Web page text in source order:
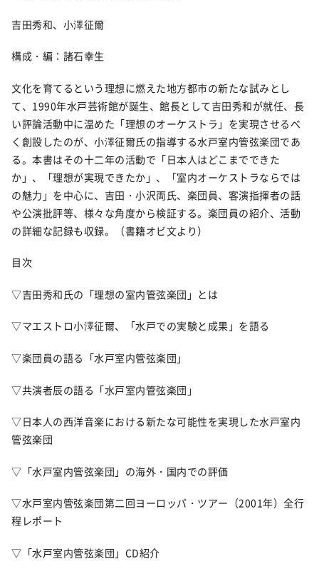
吉田秀和、小澤征爾
構成・編：諸石幸生
文化を育てるという理想に燃えた地方都市の新たな試みとし
て、1990年水戸芸術館が誕生、館長として吉田秀和が就任、長
い評論活動中に温めた「理想のオーケストラ」を実現させるべ
く創設したのが、小澤征爾氏の指導する水戸室内管弦楽団であ
る。本書はその十二年の活動で「日本人はどこまでできた
か」、「理想が実現できたか」、「室内オーケストラならでは
の魅力」を中心に、吉田・小沢両氏、楽団員、客演指揮者の話
や公演批評等、様々な角度から検証する。楽団員の紹介、活動
の詳細な記録も収録。（書籍オビ文より）
目次
▽吉田秀和氏の「理想の室内管弦楽団」とは
▽マエストロ小澤征爾、「水戸での実験と成果」を語る
▽楽団員の語る「水戸室内管弦楽団」
▽共演者辰の語る「水戸室内管弦楽団」
▽日本人の西洋音楽における新たな可能性を実現した水戸室内
管弦楽団
▽「水戸室内管弦楽団」の海外・国内での評価
▽水戸室内管弦楽団第二回ヨーロッパ・ツアー（2001年）全行
程レポート
▽「水戸室内管弦楽団」CD紹介